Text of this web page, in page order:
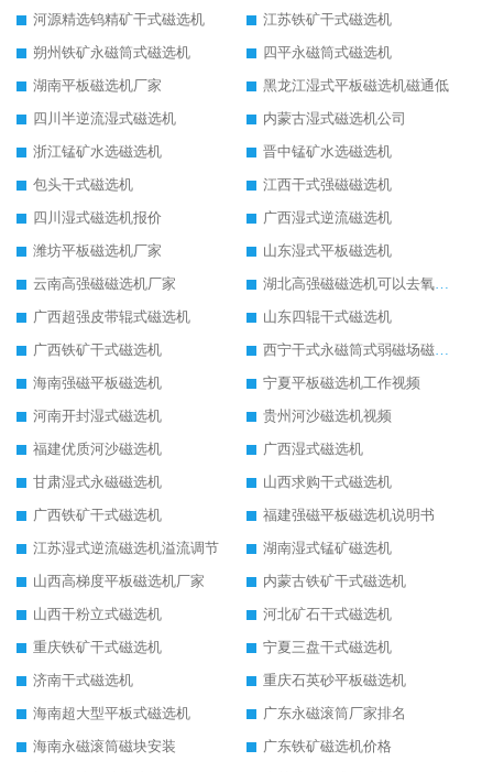
河源精选钨精矿干式磁选机
江苏铁矿干式磁选机
朔州铁矿永磁筒式磁选机
四平永磁筒式磁选机
湖南平板磁选机厂家
黑龙江湿式平板磁选机磁通低
四川半逆流湿式磁选机
内蒙古湿式磁选机公司
浙江锰矿水选磁选机
晋中锰矿水选磁选机
包头干式磁选机
江西干式强磁磁选机
四川湿式磁选机报价
广西湿式逆流磁选机
潍坊平板磁选机厂家
山东湿式平板磁选机
云南高强磁磁选机厂家
湖北高强磁磁选机可以去氧化铝
广西超强皮带辊式磁选机
山东四辊干式磁选机
广西铁矿干式磁选机
西宁干式永磁筒式弱磁场磁选机结构图
海南强磁平板磁选机
宁夏平板磁选机工作视频
河南开封湿式磁选机
贵州河沙磁选机视频
福建优质河沙磁选机
广西湿式磁选机
甘肃湿式永磁磁选机
山西求购干式磁选机
广西铁矿干式磁选机
福建强磁平板磁选机说明书
江苏湿式逆流磁选机溢流调节
湖南湿式锰矿磁选机
山西高梯度平板磁选机厂家
内蒙古铁矿干式磁选机
山西干粉立式磁选机
河北矿石干式磁选机
重庆铁矿干式磁选机
宁夏三盘干式磁选机
济南干式磁选机
重庆石英砂平板磁选机
海南超大型平板式磁选机
广东永磁滚筒厂家排名
海南永磁滚筒磁块安装
广东铁矿磁选机价格